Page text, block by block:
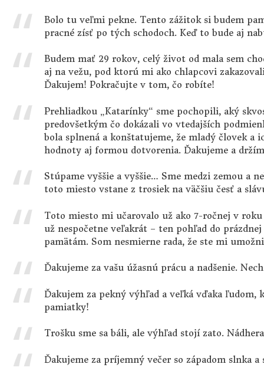
Bolo tu veľmi pekne. Tento zážitok si budem
pracné zísť po tých schodoch. Keď to bude aj
Budem mať 29 rokov, celý život od mala sem
aj na vežu, pod ktorú mi ako chlapcovi
Ďakujem! Pokračujte v tom, čo robíte!
Prehliadkou „Katarínky“ sme pochopili, aký
predovšetkým čo dokázali vo vtedajších
bola splnená a konštatujeme, že mladý človek a
hodnoty aj formou dotvorenia. Ďakujeme a
Stúpame vyššie a vyššie… Sme medzi zemou a
toto miesto vstane z trosiek na väčšiu česť a
Toto miesto mi učarovalo už ako 7-ročnej v
už nespočetne veľakrát – ten pohľad do
pamätám. Som nesmierne rada, že ste mi
Ďakujeme za vašu úžasnú prácu a nadšenie.
Ďakujem za pekný výhľad a veľká vďaka ľudom,
pamiatky!
Trošku sme sa báli, ale výhľad stojí zato.
Ďakujeme za príjemný večer so západom slnka